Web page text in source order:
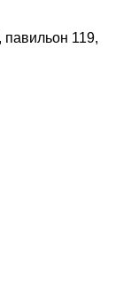
павильон 119,